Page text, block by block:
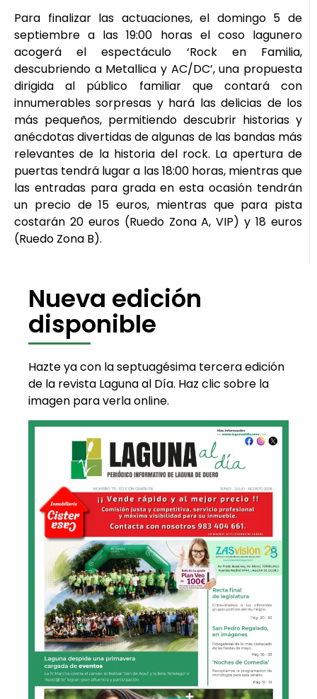
Para finalizar las actuaciones, el domingo 5 de
septiembre a las 19:00 horas el coso lagunero
acogerá el espectáculo ‘Rock en Familia,
descubriendo a Metallica y AC/DC’, una propuesta
dirigida al público familiar que contará con
innumerables sorpresas y hará las delicias de los
más pequeños, permitiendo descubrir historias y
anécdotas divertidas de algunas de las bandas más
relevantes de la historia del rock. La apertura de
puertas tendrá lugar a las 18:00 horas, mientras que
las entradas para grada en esta ocasión tendrán
un precio de 15 euros, mientras que para pista
costarán 20 euros (Ruedo Zona A, VIP) y 18 euros
(Ruedo Zona B).
Nueva edición
disponible
Hazte ya con la septuagésima tercera edición
de la revista Laguna al Día. Haz clic sobre la
imagen para verla online.